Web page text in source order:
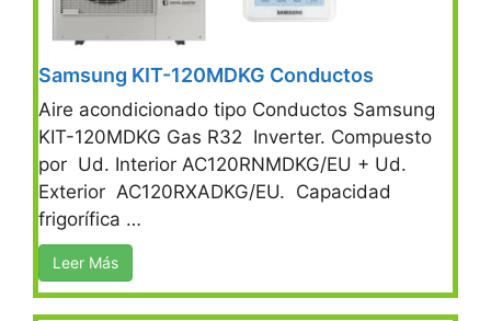
Samsung KIT-120MDKG Conductos
Aire acondicionado tipo Conductos Samsung
KIT-120MDKG Gas R32 Inverter. Compuesto
por Ud. Interior AC120RNMDKG/EU + Ud.
Exterior AC120RXADKG/EU. Capacidad
frigorífica …
Leer Más